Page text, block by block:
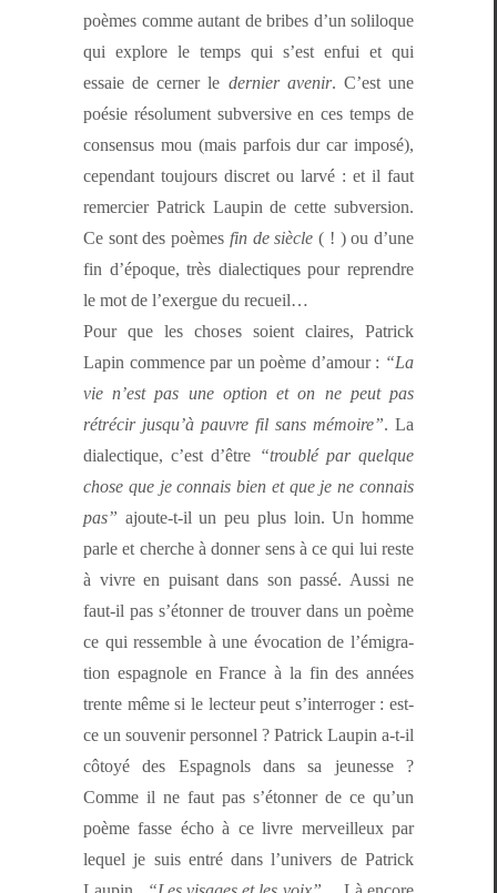
poèmes comme autant de bribes d’un solil­oque
qui explore le temps qui s’est enfui et qui
essaie de cern­er le dernier avenir. C’est une
poésie résol­u­ment sub­ver­sive en ces temps de
con­sen­sus mou (mais par­fois dur car imposé),
cepen­dant tou­jours dis­cret ou larvé : et il faut
remerci­er Patrick Laupin de cette sub­ver­sion.
Ce sont des poèmes fin de siè­cle ( ! ) ou d’une
fin d’époque, très dialec­tiques pour repren­dre
le mot de l’ex­er­gue du recueil…
Pour que les choses soient claires, Patrick
Lapin com­mence par un poème d’amour : “La
vie n’est pas une option et on ne peut pas
rétré­cir jusqu’à pau­vre fil sans mémoire”. La
dialec­tique, c’est d’être “trou­blé par quelque
chose que je con­nais bien et que je ne con­nais
pas” ajoute-t-il un peu plus loin. Un homme
par­le et cherche à don­ner sens à ce qui lui reste
à vivre en puisant dans son passé. Aus­si ne
faut-il pas s’é­ton­ner de trou­ver dans un poème
ce qui ressem­ble à une évo­ca­tion de l’émi­gra­
tion espag­nole en France à la fin des années
trente même si le lecteur peut s’in­ter­roger : est-
ce un sou­venir per­son­nel ? Patrick Laupin a‑t-il
côtoyé des Espag­nols dans sa jeunesse ?
Comme il ne faut pas s’é­ton­ner de ce qu’un
poème fasse écho à ce livre mer­veilleux par
lequel je suis entré dans l’u­nivers de Patrick